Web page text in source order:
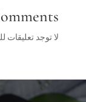
لا توجد تعليقات